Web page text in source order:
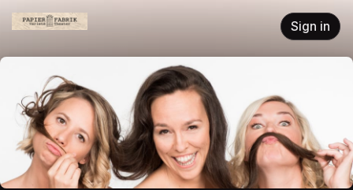
Skip header
Sign in